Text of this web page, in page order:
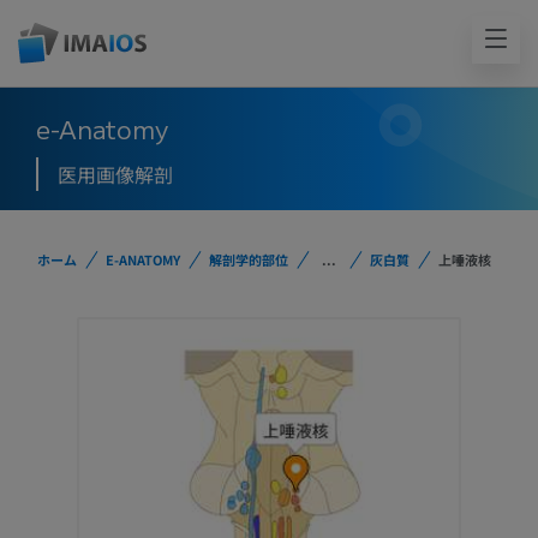
e-Anatomy
医用画像解剖
ホーム E-ANATOMY 解剖学的部位 ... 灰白質 上唾液核